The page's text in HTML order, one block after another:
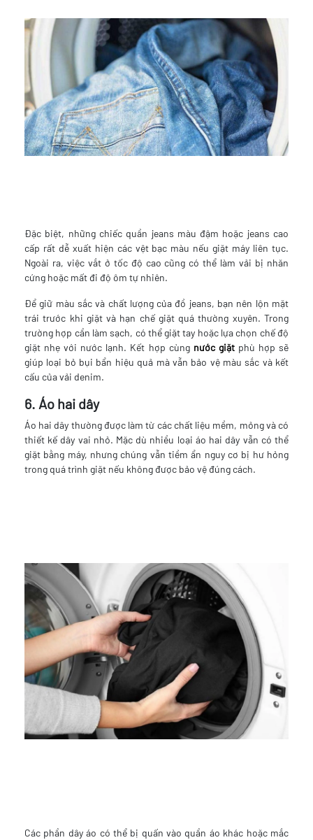
Đặc biệt, những chiếc quần jeans màu đậm hoặc jeans cao
cấp rất dễ xuất hiện các vệt bạc màu nếu giặt máy liên tục.
Ngoài ra, việc vắt ở tốc độ cao cũng có thể làm vải bị nhăn
cứng hoặc mất đi độ ôm tự nhiên.
Để giữ màu sắc và chất lượng của đồ jeans, bạn nên lộn mặt
trái trước khi giặt và hạn chế giặt quá thường xuyên. Trong
trường hợp cần làm sạch, có thể giặt tay hoặc lựa chọn chế độ
giặt nhẹ với nước lạnh. Kết hợp cùng nước giặtphù hợp sẽ
giúp loại bỏ bụi bẩn hiệu quả mà vẫn bảo vệ màu sắc và kết
cấu của vải denim.
6. Áo hai dây
Áo hai dây thường được làm từ các chất liệu mềm, mỏng và có
thiết kế dây vai nhỏ. Mặc dù nhiều loại áo hai dây vẫn có thể
giặt bằng máy, nhưng chúng vẫn tiềm ẩn nguy cơ bị hư hỏng
trong quá trình giặt nếu không được bảo vệ đúng cách.
Các phần dây áo có thể bị quấn vào quần áo khác hoặc mắc